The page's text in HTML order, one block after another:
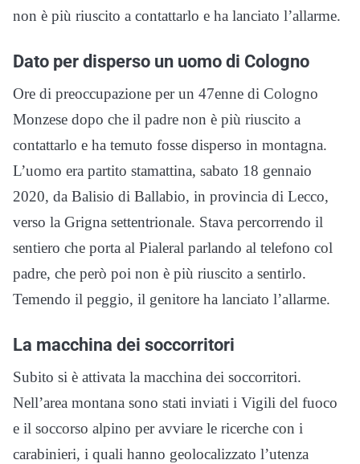
non è più riuscito a contattarlo e ha lanciato l’allarme.
Dato per disperso un uomo di Cologno
Ore di preoccupazione per un 47enne di Cologno
Monzese dopo che il padre non è più riuscito a
contattarlo e ha temuto fosse disperso in montagna.
L’uomo era partito stamattina, sabato 18 gennaio
2020, da Balisio di Ballabio, in provincia di Lecco,
verso la Grigna settentrionale. Stava percorrendo il
sentiero che porta al Pialeral parlando al telefono col
padre, che però poi non è più riuscito a sentirlo.
Temendo il peggio, il genitore ha lanciato l’allarme.
La macchina dei soccorritori
Subito si è attivata la macchina dei soccorritori.
Nell’area montana sono stati inviati i Vigili del fuoco
e il soccorso alpino per avviare le ricerche con i
carabinieri, i quali hanno geolocalizzato l’utenza